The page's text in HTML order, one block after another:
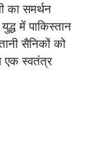
का समर्थन
में पाकिस्तान
सैनिकों को
एक स्वतंत्र